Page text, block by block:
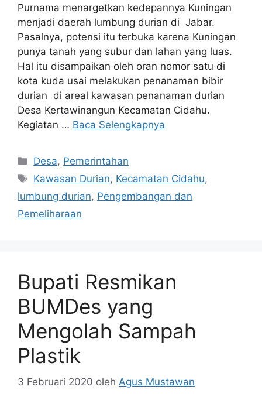
Purnama menargetkan kedepannya Kuningan
menjadi daerah lumbung durian di Jabar.
Pasalnya, potensi itu terbuka karena Kuningan
punya tanah yang subur dan lahan yang luas.
Hal itu disampaikan oleh oran nomor satu di
kota kuda usai melakukan penanaman bibir
durian di areal kawasan penanaman durian
Desa Kertawinangun Kecamatan Cidahu.
Kegiatan … Baca Selengkapnya
Kategori
Desa, Pemerintahan
Tag
Kawasan Durian, Kecamatan Cidahu,
lumbung durian, Pengembangan dan
Pemeliharaan
Bupati Resmikan
BUMDes yang
Mengolah Sampah
Plastik
3 Februari 2020 oleh Agus Mustawan